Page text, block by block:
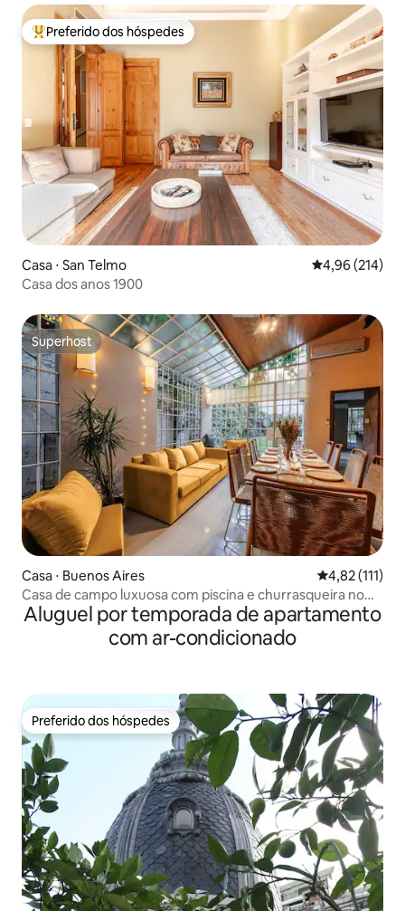
Entre os melhores preferidos dos hóspedes
Preferido dos hóspedes
Casa ⋅ San Telmo 4,96 de uma
4,96 (214)
Casa dos anos 1900
Superhost
Superhost
Casa ⋅ Buenos Aires 4,82 de uma
4,82 (111)
Casa de campo luxuosa com piscina e churrasqueira no
terraço
Aluguel por temporada de apartamento
com ar-condicionado
Preferido dos hóspedes
Preferido dos hóspedes